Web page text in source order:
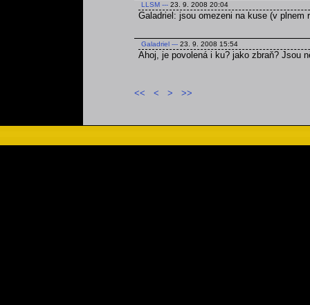
LLSM --- 23. 9. 2008 20:04
Galadriel: jsou omezeni na kuse (v plnem
Galadriel --- 23. 9. 2008 15:54
Ahoj, je povolená i ku? jako zbraň? Jsou
<< < > >>